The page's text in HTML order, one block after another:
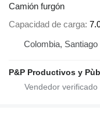
Camión furgón
Capacidad de carga
Colombia, Santiago
P&P Productivos y